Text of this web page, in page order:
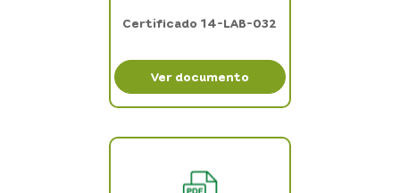
Certificado 14-LAB-032
Ver documento